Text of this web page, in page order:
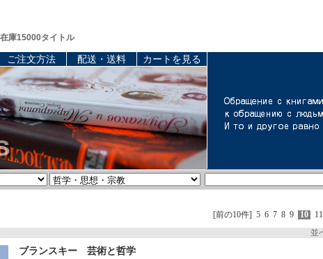
庫15000タイトル
ご注文方法 配送・送料 カートを見る
[前の10件] 5 6 7 8 9 10 11
並
ブランスキー 芸術と哲学